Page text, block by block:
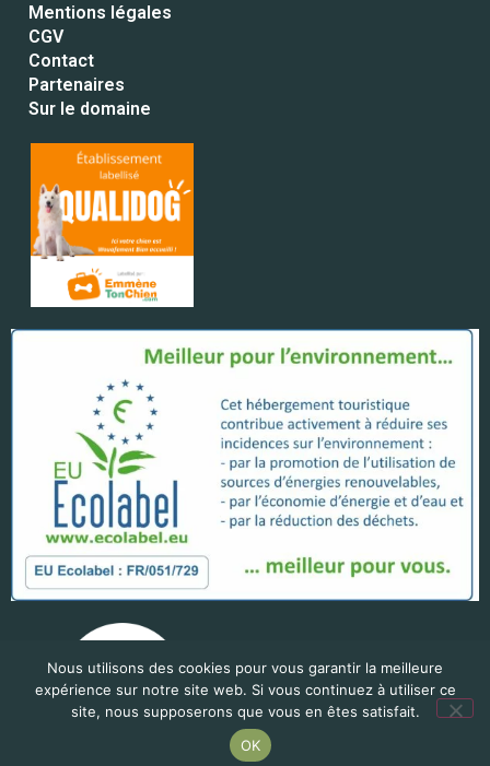
Mentions légales
CGV
Contact
Partenaires
Sur le domaine
Nous utilisons des cookies pour vous garantir la meilleure
expérience sur notre site web. Si vous continuez à utiliser ce
site, nous supposerons que vous en êtes satisfait.
OK